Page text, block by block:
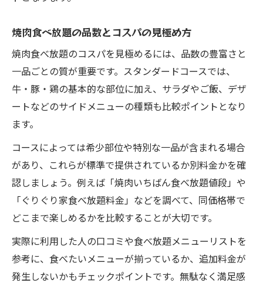
焼肉食べ放題の品数とコスパの見極め方
焼肉食べ放題のコスパを見極めるには、品数の豊富さと
一品ごとの質が重要です。スタンダードコースでは、
牛・豚・鶏の基本的な部位に加え、サラダやご飯、デザ
ートなどのサイドメニューの種類も比較ポイントとなり
ます。
コースによっては希少部位や特別な一品が含まれる場合
があり、これらが標準で提供されているか別料金かを確
認しましょう。例えば「焼肉いちばん食べ放題値段」や
「ぐりぐり家食べ放題料金」などを調べて、同価格帯で
どこまで楽しめるかを比較することが大切です。
実際に利用した人の口コミや食べ放題メニューリストを
参考に、食べたいメニューが揃っているか、追加料金が
発生しないかもチェックポイントです。無駄なく満足感